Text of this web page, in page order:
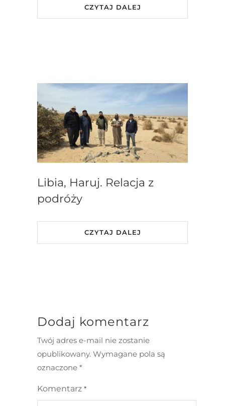
CZYTAJ DALEJ
Libia, Haruj. Relacja z
podróży
CZYTAJ DALEJ
Dodaj komentarz
Twój adres e-mail nie zostanie
opublikowany. Wymagane pola są
oznaczone *
Komentarz *